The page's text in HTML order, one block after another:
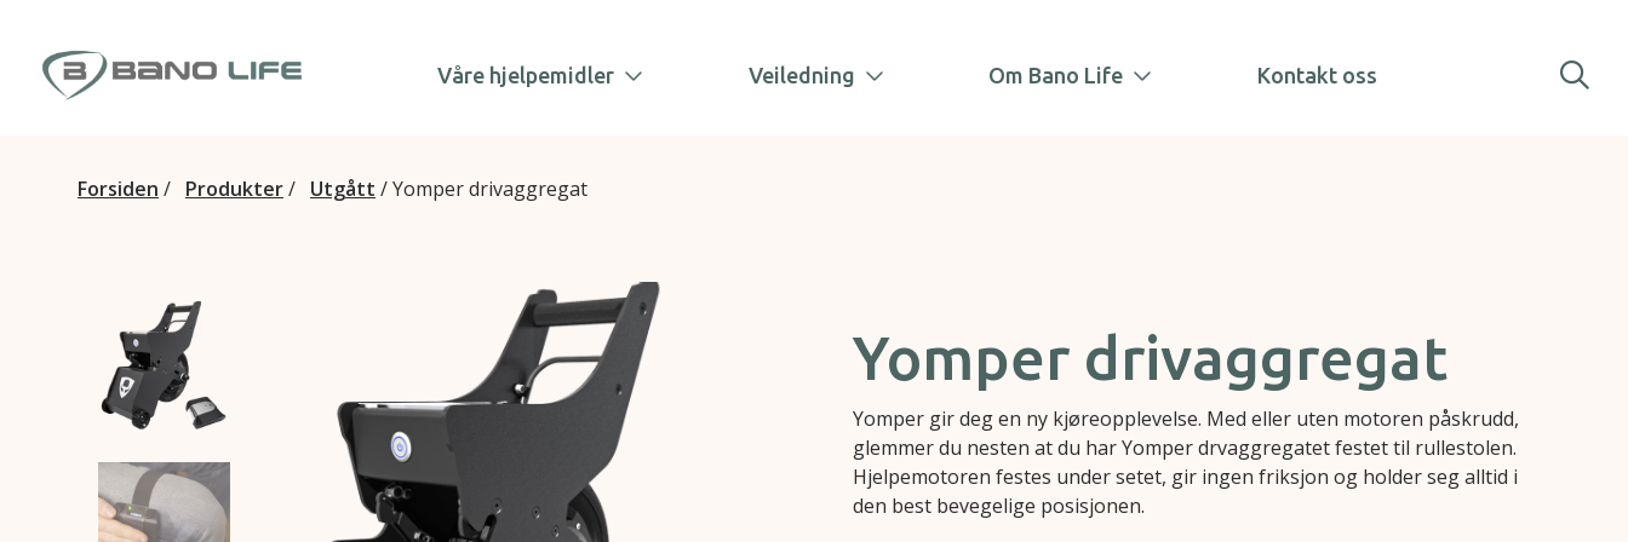
Våre hjelpemidler Veiledning Om Bano Life Kontakt oss
Forsiden / Produkter/ Utgått /Yomper drivaggregat
Yomper drivaggregat
Yomper gir deg en ny kjøreopplevelse. Med eller uten motoren påskrudd,
glemmer du nesten at du har Yomper drvaggregatet festet til rullestolen.
Hjelpemotoren festes under setet, gir ingen friksjon og holder seg alltid i
den best bevegelige posisjonen.